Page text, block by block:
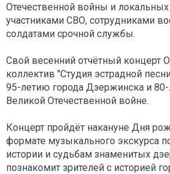
Отечественной войны и
участниками СВО, сотрудниками
солдатами срочной службы.
Свой весенний отчётный концерт
коллектив "Студия эстрадной
95-летию города Дзержинска и
Великой Отечественной войне.
Концерт пройдёт накануне Дня
формате музыкального экскурса
истории и судьбам знаменитых
познакомит зрителей с историей